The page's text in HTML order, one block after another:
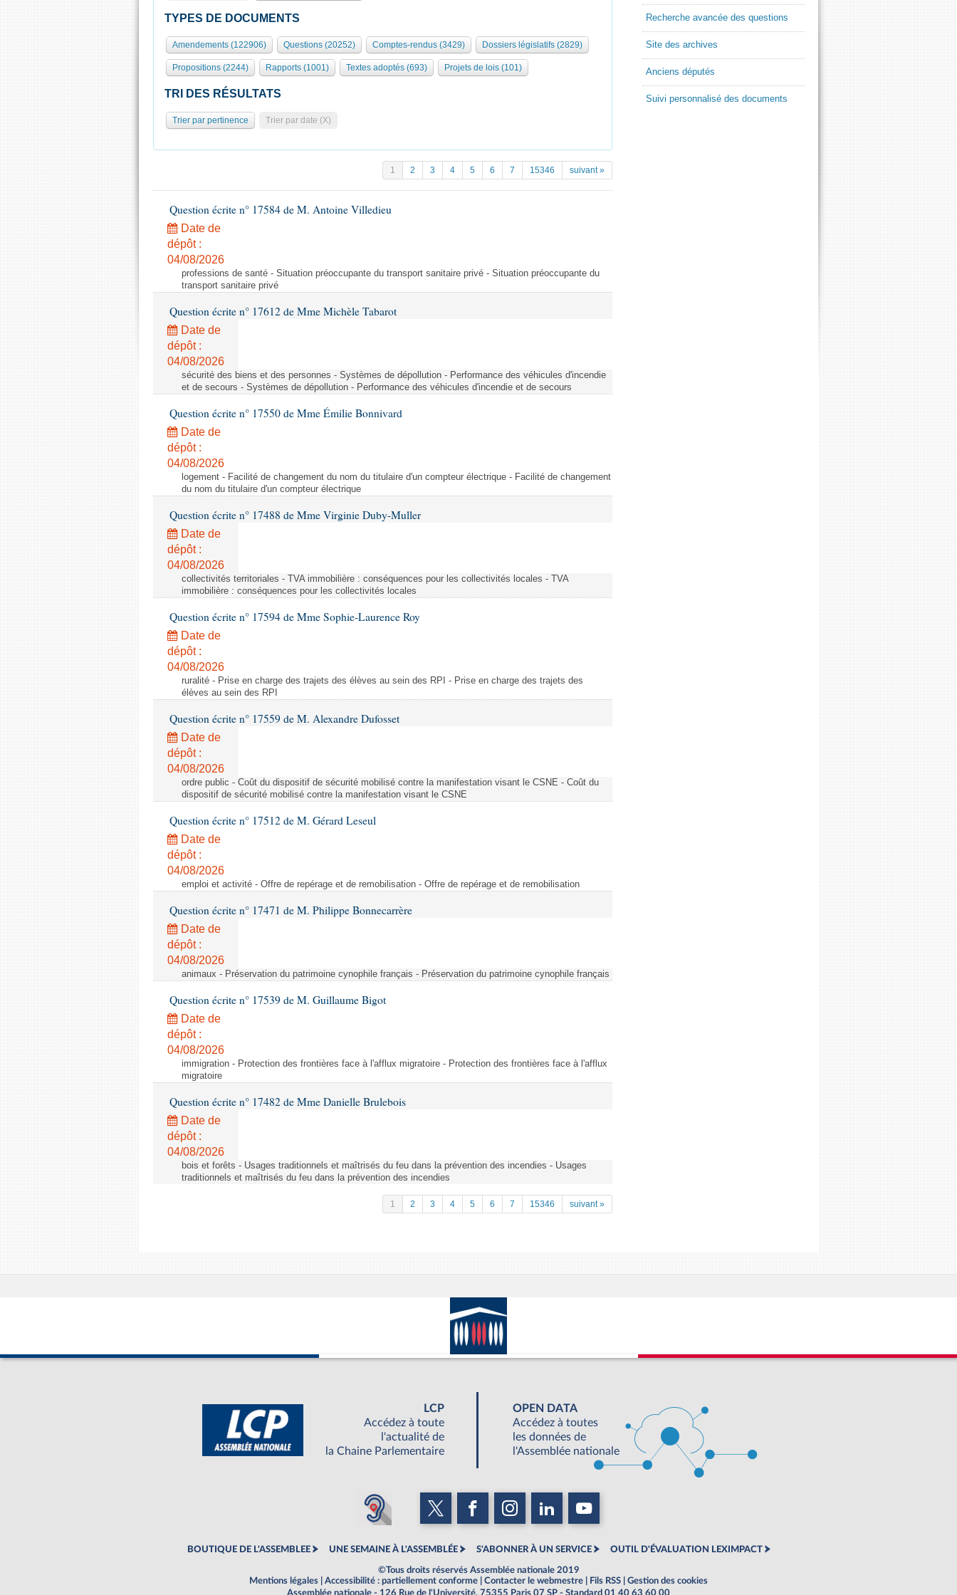
TYPES DE DOCUMENTS
Amendements (122906) Questions (20252) Comptes-rendus (3429) Dossiers législatifs (2829)
Propositions (2244) Rapports (1001) Textes adoptés (693) Projets de lois (101)
TRI DES RÉSULTATS
Trier par pertinence Trier par date (X)
1 2 3 4 5 6 7 15346 suivant »
Question écrite n° 17584 de M. Antoine Villedieu
Date de
dépôt :
04/08/2026
professions de santé - Situation préoccupante du transport sanitaire privé - Situation préoccupante du
transport sanitaire privé
Question écrite n° 17612 de Mme Michèle Tabarot
Date de
dépôt :
04/08/2026
sécurité des biens et des personnes - Systèmes de dépollution - Performance des véhicules d'incendie
et de secours - Systèmes de dépollution - Performance des véhicules d'incendie et de secours
Question écrite n° 17550 de Mme Émilie Bonnivard
Date de
dépôt :
04/08/2026
logement - Facilité de changement du nom du titulaire d'un compteur électrique - Facilité de changement
du nom du titulaire d'un compteur électrique
Question écrite n° 17488 de Mme Virginie Duby-Muller
Date de
dépôt :
04/08/2026
collectivités territoriales - TVA immobilière : conséquences pour les collectivités locales - TVA
immobilière : conséquences pour les collectivités locales
Question écrite n° 17594 de Mme Sophie-Laurence Roy
Date de
dépôt :
04/08/2026
ruralité - Prise en charge des trajets des élèves au sein des RPI - Prise en charge des trajets des
élèves au sein des RPI
Question écrite n° 17559 de M. Alexandre Dufosset
Date de
dépôt :
04/08/2026
ordre public - Coût du dispositif de sécurité mobilisé contre la manifestation visant le CSNE - Coût du
dispositif de sécurité mobilisé contre la manifestation visant le CSNE
Question écrite n° 17512 de M. Gérard Leseul
Date de
dépôt :
04/08/2026
emploi et activité - Offre de repérage et de remobilisation - Offre de repérage et de remobilisation
Question écrite n° 17471 de M. Philippe Bonnecarrère
Date de
dépôt :
04/08/2026
animaux - Préservation du patrimoine cynophile français - Préservation du patrimoine cynophile français
Question écrite n° 17539 de M. Guillaume Bigot
Date de
dépôt :
04/08/2026
immigration - Protection des frontières face à l'afflux migratoire - Protection des frontières face à l'afflux
migratoire
Question écrite n° 17482 de Mme Danielle Brulebois
Date de
dépôt :
04/08/2026
bois et forêts - Usages traditionnels et maîtrisés du feu dans la prévention des incendies - Usages
traditionnels et maîtrisés du feu dans la prévention des incendies
1 2 3 4 5 6 7 15346 suivant »
Recherche avancée des questions
Site des archives
Anciens députés
Suivi personnalisé des documents
LCP
Accédez à toute
l'actualité de
la Chaine Parlementaire
OPEN DATA
Accédez à toutes
les données de
l'Assemblée nationale
BOUTIQUE DE L'ASSEMBLEE UNE SEMAINE À L'ASSEMBLÉE S'ABONNER À UN SERVICE OUTIL D'ÉVALUATION LEXIMPACT
©Tous droits réservés Assemblée nationale 2019
Mentions légales
Accessibilité : partiellement conforme Contacter le webmestre Fils RSS
Gestion des cookies
Assemblée nationale - 126 Rue de l'Université, 75355 Paris 07 SP - Standard 01 40 63 60 00